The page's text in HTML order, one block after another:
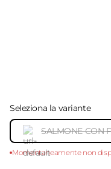
Seleziona la variante
SALMONE CON
Momentaneamente non